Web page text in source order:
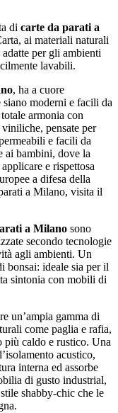
di carte da parati a
ai materiali naturali
per gli ambienti
lavabili.
, ha a cuore
siano moderni e facili da
armonia con
viniliche, pensate per
e facili da
ai bambini, dove la
e rispettosa
a difesa della
a Milano, visita il
a Milanosono
secondo tecnologie
agli ambienti. Un
bonsai: ideale sia per il
sintonia con mobili di
un’ampia gamma di
come paglia e rafia,
più caldo e rustico. Una
acustico,
interna ed assorbe
di gusto industrial,
shabby-chic che le